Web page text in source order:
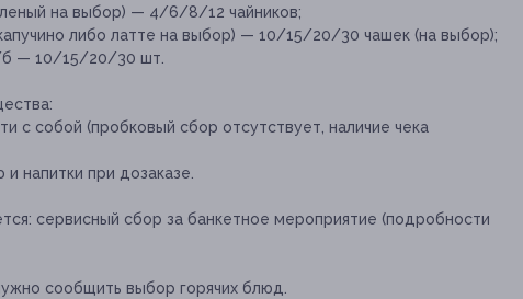
на выбор) — 4/6/8/12 чайников;
либо латте на выбор) — 10/15/20/30 чашек (на выбор);
б — 10/15/20/30 шт.
с собой (пробковый сбор отсутствует, наличие чека
напитки при дозаказе.
сервисный сбор за банкетное мероприятие (подробности
сообщить выбор горячих блюд.